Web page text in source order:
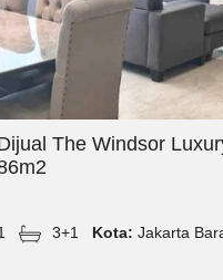
The Windsor
3+1 Kota: Jakarta